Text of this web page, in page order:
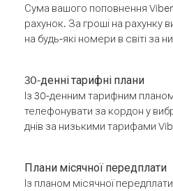
Сума вашого поповнення
рахунок. За гроші на рахунку
на будь-які номери в світі за
30-денні тарифні плани
Із 30-денним тарифним
телефонувати за кордон у
днів за низькими тарифами
Плани місячної передплати
Із планом місячної